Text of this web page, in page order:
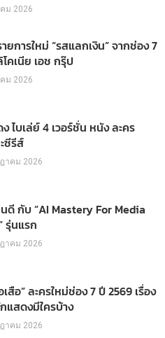
ม 2026
ยการใหม่ “รสแลกเงิน” จากช่อง 7
คเนีย เอช กรุ๊ป
ม 2026
ไบเล่ย์ 4 เวอร์ชั่น หนัง ละคร
ซีรีส์
าคม 2026
ดี กับ “AI Mastery For Media
รุ่นแรก
าคม 2026
สือ” ละครใหม่ช่อง 7 ปี 2569 เรื่อง
แสดงมีใครบ้าง
าคม 2026